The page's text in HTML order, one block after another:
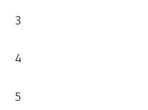
3
4
5